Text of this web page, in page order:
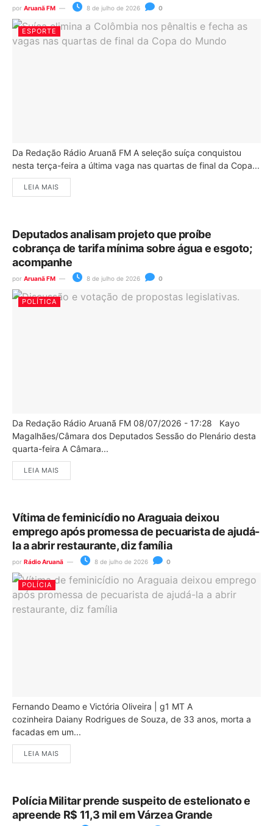
por Aruanã FM 8 de julho de 2026 0
ESPORTE
Da Redação Rádio Aruanã FM A seleção suíça conquistou
nesta terça-feira a última vaga nas quartas de final da Copa...
LEIA MAIS
Deputados analisam projeto que proíbe
cobrança de tarifa mínima sobre água e esgoto;
acompanhe
por Aruanã FM 8 de julho de 2026 0
POLÍTICA
Da Redação Rádio Aruanã FM 08/07/2026 - 17:28 Kayo
Magalhães/Câmara dos Deputados Sessão do Plenário desta
quarta-feira A Câmara...
LEIA MAIS
Vítima de feminicídio no Araguaia deixou
emprego após promessa de pecuarista de ajudá-
la a abrir restaurante, diz família
por Rádio Aruanã 8 de julho de 2026 0
POLÍCIA
Fernando Deamo e Victória Oliveira | g1 MT A
cozinheira Daiany Rodrigues de Souza, de 33 anos, morta a
facadas em um...
LEIA MAIS
Polícia Militar prende suspeito de estelionato e
apreende R$ 11,3 mil em Várzea Grande